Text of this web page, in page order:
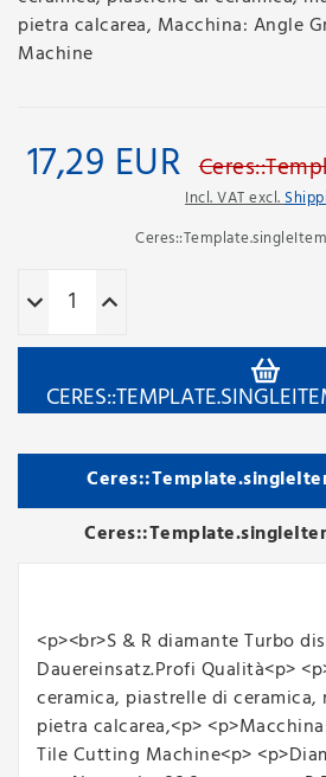
pietra calcarea, Macchina: Angle
Machine
17,29 EUR
Incl. VAT excl.
<p><br>S & R diamante Turbo
Dauereinsatz.Profi Qualità<p>
ceramica, piastrelle di ceramica,
pietra calcarea,<p>
Tile Cutting Machine<p>